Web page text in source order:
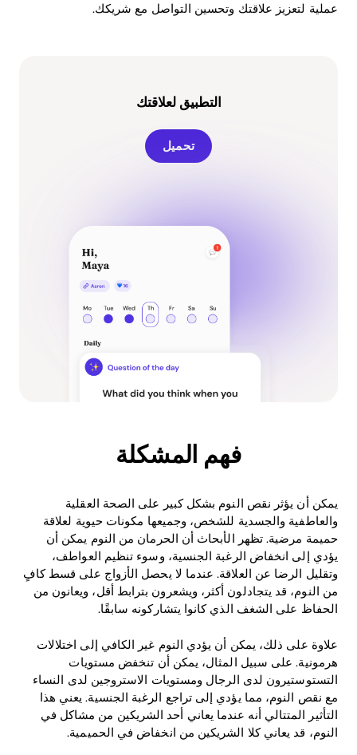
عملية لتعزيز علاقتك وتحسين التواصل مع شريكك.
التطبيق لعلاقتك
تحميل
فهم المشكلة
يمكن أن يؤثر نقص النوم بشكل كبير على الصحة العقلية
والعاطفية والجسدية للشخص، وجميعها مكونات حيوية لعلاقة
حميمة مرضية. تظهر الأبحاث أن الحرمان من النوم يمكن أن
يؤدي إلى انخفاض الرغبة الجنسية، وسوء تنظيم العواطف،
وتقليل الرضا عن العلاقة. عندما لا يحصل الأزواج على قسط كافٍ
من النوم، قد يتجادلون أكثر، ويشعرون بترابط أقل، ويعانون من
الحفاظ على الشغف الذي كانوا يتشاركونه سابقًا.
علاوة على ذلك، يمكن أن يؤدي النوم غير الكافي إلى اختلالات
هرمونية. على سبيل المثال، يمكن أن تنخفض مستويات
التستوستيرون لدى الرجال ومستويات الاستروجين لدى النساء
مع نقص النوم، مما يؤدي إلى تراجع الرغبة الجنسية. يعني هذا
التأثير المتتالي أنه عندما يعاني أحد الشريكين من مشاكل في
النوم، قد يعاني كلا الشريكين من انخفاض في الحميمية.